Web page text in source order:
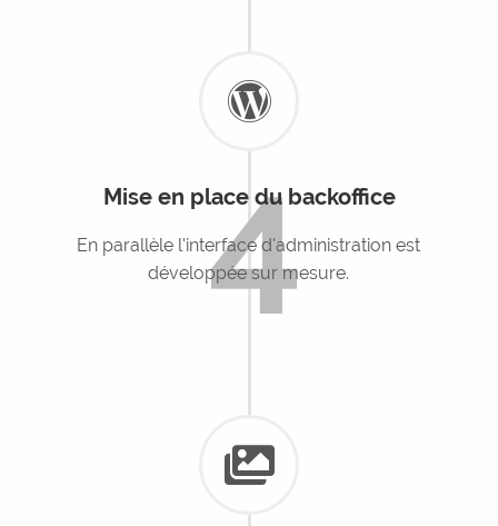
4
Mise en place du backoffice
En parallèle l'interface d'administration est
développée sur mesure.